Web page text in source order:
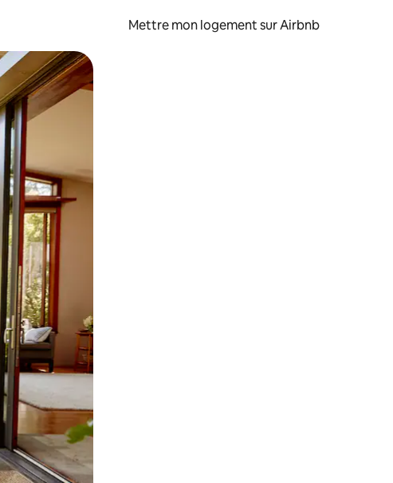
Mettre mon logement sur Airbnb
faisant glisser.